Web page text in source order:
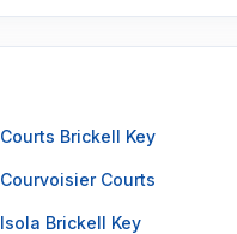
Courts Brickell Key
Courvoisier Courts
Isola Brickell Key